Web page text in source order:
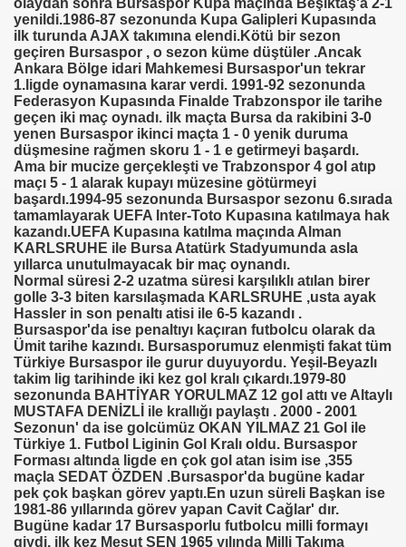
olaydan sonra Bursaspor Kupa maçında Beşiktaş'a 2-1
yenildi.1986-87 sezonunda Kupa Galipleri Kupasında
ilk turunda AJAX takımına elendi.Kötü bir sezon
geçiren Bursaspor , o sezon küme düştüler .Ancak
Ankara Bölge idari Mahkemesi Bursaspor'un tekrar
1.ligde oynamasına karar verdi. 1991-92 sezonunda
Federasyon Kupasında Finalde Trabzonspor ile tarihe
geçen iki maç oynadı. ilk maçta Bursa da rakibini 3-0
yenen Bursaspor ikinci maçta 1 - 0 yenik duruma
düşmesine rağmen skoru 1 - 1 e getirmeyi başardı.
Ama bir mucize gerçekleşti ve Trabzonspor 4 gol atıp
maçı 5 - 1 alarak kupayı müzesine götürmeyi
başardı.1994-95 sezonunda Bursaspor sezonu 6.sırada
tamamlayarak UEFA Inter-Toto Kupasına katılmaya hak
kazandı.UEFA Kupasına katılma maçında Alman
KARLSRUHE ile Bursa Atatürk Stadyumunda asla
yıllarca unutulmayacak bir maç oynandı.
Normal süresi 2-2 uzatma süresi karşılıklı atılan birer
golle 3-3 biten karsılaşmada KARLSRUHE ,usta ayak
Hassler in son penaltı atisi ile 6-5 kazandı .
Bursaspor'da ise penaltıyı kaçıran futbolcu olarak da
Ümit tarihe kazındı. Bursasporumuz elenmişti fakat tüm
Türkiye Bursaspor ile gurur duyuyordu. Yeşil-Beyazlı
takim lig tarihinde iki kez gol kralı çıkardı.1979-80
sezonunda BAHTİYAR YORULMAZ 12 gol attı ve Altaylı
MUSTAFA DENİZLİ ile krallığı paylaştı . 2000 - 2001
Sezonun' da ise golcümüz OKAN YILMAZ 21 Gol ile
Türkiye 1. Futbol Liginin Gol Kralı oldu. Bursaspor
Forması altında ligde en çok gol atan isim ise ,355
maçla SEDAT ÖZDEN .Bursaspor'da bugüne kadar
pek çok başkan görev yaptı.En uzun süreli Başkan ise
1981-86 yıllarında görev yapan Cavit Cağlar' dır.
Bugüne kadar 17 Bursasporlu futbolcu milli formayı
giydi. ilk kez Mesut SEN 1965 yılında Milli Takıma